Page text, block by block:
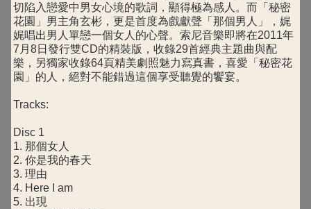
切陷入戀愛中男女心境的歌詞，顯得極為感人。而「秘密
花園」男主角玄彬，更是首度為戲獻聲「那個男人」，娓
娓唱出男人單戀一個女人的心聲。索尼音樂即將在2011年
7月8日發行雙CD的精裝版，收錄29首經典主題曲與配
樂，另獨家收錄64頁精美劇照魅力寫真書，喜愛「秘密花
園」的人，絕對不能錯過這個享受聽覺的饗宴。
Tracks:
Disc 1
1. 那個女人
2. 你是我的春天
3. 理由
4. Here I am
5. 出現